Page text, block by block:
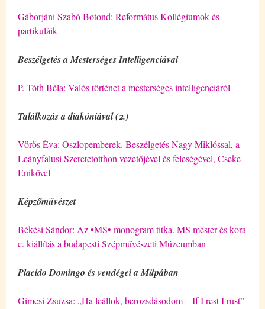
Gáborjáni Szabó Botond: Református Kollégiumok és
partikuláik
Beszélgetés a Mesterséges Intelligenciával
P. Tóth Béla: Valós történet a mesterséges intelligenciáról
Találkozás a diakóniával (2.)
Vörös Éva: Oszlopemberek. Beszélgetés Nagy Miklóssal, a
Leányfalusi Szeretetotthon vezetőjével és feleségével, Cseke
Enikővel
Képzőművészet
Békési Sándor: Az •MS• monogram titka. MS mester és kora
c. kiállítás a budapesti Szépművészeti Múzeumban
Placido Domingo és vendégei a Müpában
Gimesi Zsuzsa: „Ha leállok, berozsdásodom – If I rest I rust”